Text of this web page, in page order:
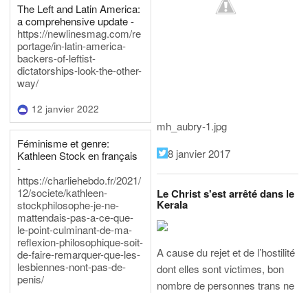
The Left and Latin America:
a comprehensive update -
https://newlinesmag.com/re
portage/in-latin-america-
backers-of-leftist-
dictatorships-look-the-other-
way/
12 janvier 2022
Féminisme et genre:
Kathleen Stock en français
-
https://charliehebdo.fr/2021/
12/societe/kathleen-
stockphilosophe-je-ne-
mattendais-pas-a-ce-que-
le-point-culminant-de-ma-
reflexion-philosophique-soit-
de-faire-remarquer-que-les-
lesbiennes-nont-pas-de-
penis/
mh_aubry-1.jpg
8 janvier 2017
Le Christ s'est arrêté dans le
Kerala
A cause du rejet et de l’hostilité
dont elles sont victimes, bon
nombre de personnes trans ne